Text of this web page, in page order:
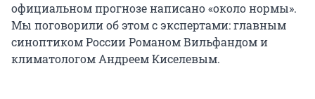
официальном прогнозе написано «около нормы».
Мы поговорили об этом с экспертами: главным
синоптиком России Романом Вильфандом и
климатологом Андреем Киселевым.